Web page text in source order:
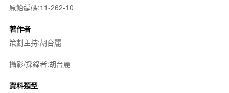
原始編碼:11-262-10
著作者
策劃主持:胡台麗
攝影/採錄者:胡台麗
資料類型